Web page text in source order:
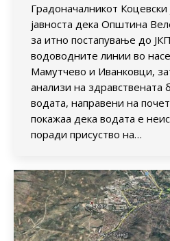
Градоначалникот
јавноста дека Општина
за итно постапување до
водоводните линии во
Мамутчево и Иванковци,
анализи на здравствената
водата, направени на
покажаа дека водата е
поради присуство на…